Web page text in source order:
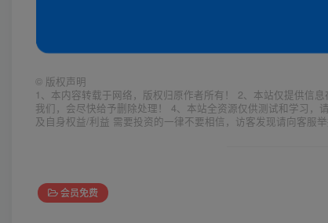
© 版权声明
1、本内容转载于网络，版权归原作者所有！ 2、本站仅提供信
我们，会尽快给予删除处理！ 4、本站全资源仅供测试和学习
及自身权益/利益 需要投资的一律不要相信，访客发现请向客服
会员免费